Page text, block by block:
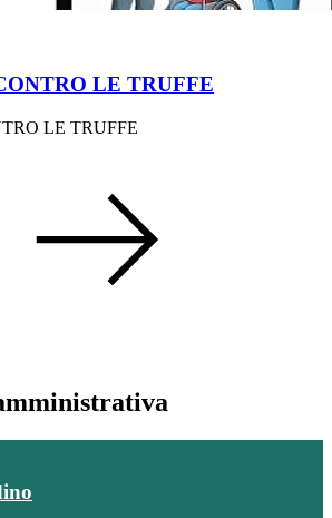
LE TRUFFE
LE TRUFFE